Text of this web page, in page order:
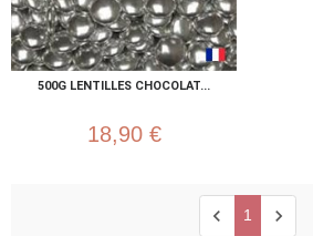
500G LENTILLES CHOCOLAT...
18,90 €
chevron_left 1 chevron_right